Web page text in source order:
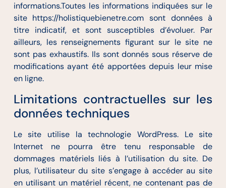
informations.Toutes les informations indiquées sur le
site https://holistiquebienetre.com sont données à
titre indicatif, et sont susceptibles d’évoluer. Par
ailleurs, les renseignements figurant sur le site ne
sont pas exhaustifs. Ils sont donnés sous réserve de
modifications ayant été apportées depuis leur mise
en ligne.
Limitations contractuelles sur les
données techniques
Le site utilise la technologie WordPress. Le site
Internet ne pourra être tenu responsable de
dommages matériels liés à l’utilisation du site. De
plus, l’utilisateur du site s’engage à accéder au site
en utilisant un matériel récent, ne contenant pas de